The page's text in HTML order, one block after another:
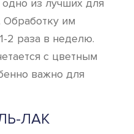
из лучших для
Обработку им
2 раза в неделю.
с цветным
важно для
ЛАК